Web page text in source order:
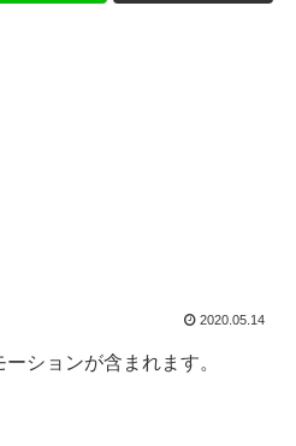
2020.05.14
ションが含まれます。